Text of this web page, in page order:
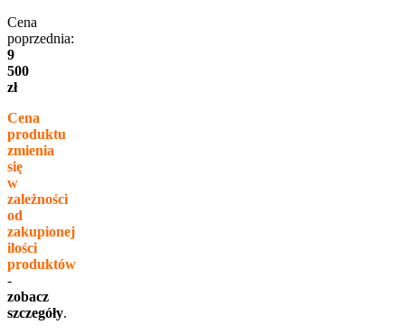
Cena
poprzednia:
9
500
zł
Cena
produktu
zmienia
się
w
zależności
od
zakupionej
ilości
produktów
-
zobacz
szczegóły.